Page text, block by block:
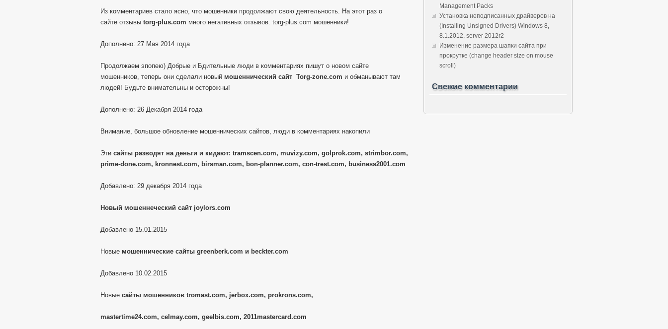
Из комментариев стало ясно, что мошенники продолжают свою деятельность. На этот раз о
сайте отзывы torg-plus.com много негативных отзывов. torg-plus.com мошенники!
Дополнено: 27 Мая 2014 года
Продолжаем эпопею) Добрые и Бдительные люди в комментариях пишут о новом сайте
мошенников, теперь они сделали новый мошеннический сайт Torg-zone.com и обманывают там
людей! Будьте внимательны и осторожны!
Дополнено: 26 Декабря 2014 года
Внимание, большое обновление мошеннических сайтов, люди в комментариях накопили
Эти сайты разводят на деньги и кидают: tramscen.com, muvizy.com, golprok.com, strimbor.com,
prime-done.com, kronnest.com, birsman.com, bon-planner.com, con-trest.com, business2001.com
Добавлено: 29 декабря 2014 года
Новый мошеннеческий сайт joylors.com
Добавлено 15.01.2015
Новые мошеннические сайты greenberk.com и beckter.com
Добавлено 10.02.2015
Новые сайты мошенников tromast.com, jerbox.com, prokrons.com,
mastertime24.com, celmay.com, geelbis.com, 2011mastercard.com
Management Packs
Установка неподписанных драйверов на
(Installing Unsigned Drivers) Windows 8,
8.1.2012, server 2012r2
Изменение размера шапки сайта при
прокрутке (change header size on mouse
scroll)
Свежие комментарии